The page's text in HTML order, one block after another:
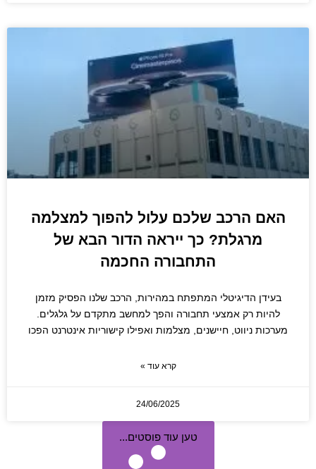
האם הרכב שלכם עלול להפוך למצלמה
מרגלת? כך ייראה הדור הבא של
התחבורה החכמה
בעידן הדיגיטלי המתפתח במהירות, הרכב שלנו הפסיק מזמן
להיות רק אמצעי תחבורה והפך למחשב מתקדם על גלגלים.
מערכות ניווט, חיישנים, מצלמות ואפילו קישוריות אינטרנט הפכו
קרא עוד »
24/06/2025
טען עוד פוסטים...